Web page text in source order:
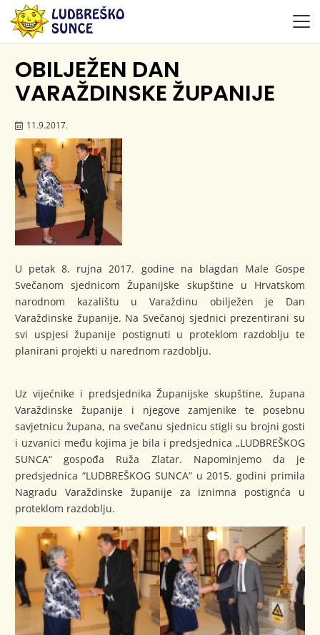
OBILJEŽEN DAN
VARAŽDINSKE ŽUPANIJE
11.9.2017.
U petak 8. rujna 2017. godine na blagdan Male Gospe
Svečanom sjednicom Županijske skupštine u Hrvatskom
narodnom kazalištu u Varaždinu obilježen je Dan
Varaždinske županije. Na Svečanoj sjednici prezentirani su
svi uspjesi županije postignuti u proteklom razdoblju te
planirani projekti u narednom razdoblju.
Uz vijećnike i predsjednika Županijske skupštine, župana
Varaždinske županije i njegove zamjenike te posebnu
savjetnicu župana, na svečanu sjednicu stigli su brojni gosti
i uzvanici među kojima je bila i predsjednica „LUDBREŠKOG
SUNCA“ gospođa Ruža Zlatar. Napominjemo da je
predsjednica “LUDBREŠKOG SUNCA” u 2015. godini primila
Nagradu Varaždinske županije za iznimna postignća u
proteklom razdoblju.